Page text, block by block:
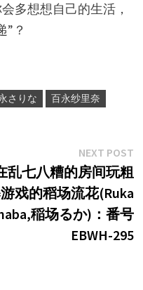
多想想自己的生活，
”？
さりな 百永纱里奈
NEXT POST
乱七八糟的房间玩粗
戏的稻场流花(Ruka
稲场るか)：番号
EBWH-295